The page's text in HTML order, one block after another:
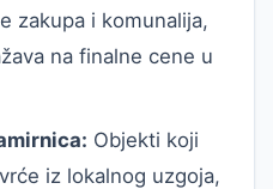
zakupa i komunalija,
na finalne cene u
Objekti koji
iz lokalnog uzgoja,